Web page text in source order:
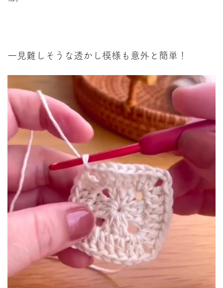
一見難しそうな透かし模様も意外と簡単！